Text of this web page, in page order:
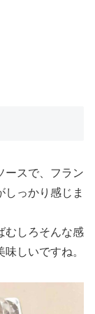
ースで、フラン
しっかり感じま
むしろそんな感
しいですね。